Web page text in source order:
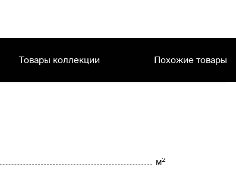
Товары коллекции Похожие товары
м2